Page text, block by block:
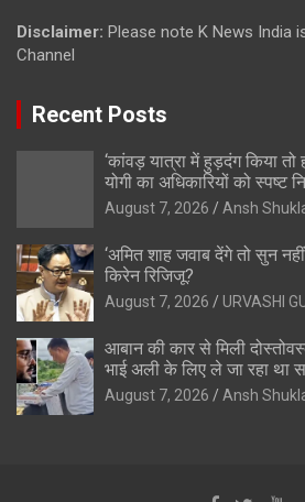
Disclaimer: Please note K News India
Channel
Recent Posts
‘कांवड़ यात्रा में हुड़दंग किया तो
योगी का अधिकारियों को स्पष्ट
August 7, 2026 Ansh
‘अमित शाह जवाब देंगे तो सुन
किरेन रिजिजू?
August 7, 2026 URVASHI
आबान की कार से मिली
भाई अली के लिए ले जा रहा था
August 7, 2026 Ansh